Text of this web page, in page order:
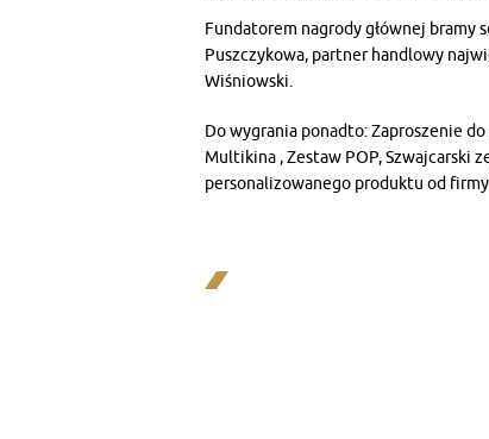
Fundatorem nagrody głównej bramy
Puszczykowa, partner handlowy
Wiśniowski.
Do wygrania ponadto: Zaproszenie
Multikina , Zestaw POP, Szwajcarski
personalizowanego produktu od